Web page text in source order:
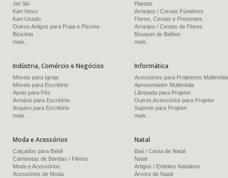
Jet Ski
Kart Novo
Kart Usado
Outros Artigos para Praia e Piscina
Bicicleta
mais..
Plantas
Arranjos / Coroas Fúnebres
Flores, Cestas e Presentes
Arranjos / Cestas de Flores
Bouquet de Balões
mais..
Indústria, Comércio e Negócios
Móveis para Igreja
Móveis para Escritório
Apoio para Pés
Armário para Escritório
Arquivo para Escritório
mais..
Informática
Acessórios para Projetores Multimídia
Apresentador Multimídia
Lâmpada para Projetor
Outros Acessórios para Projetor
Suporte para Projetor
mais..
Moda e Acessórios
Calçados para Bebê
Camisetas de Bandas / Filmes
Moda e Acessórios
Acessórios de Moda
Natal
Baú / Cesta de Natal
Natal
Artigos / Enfeites Natalinos
Árvore de Natal